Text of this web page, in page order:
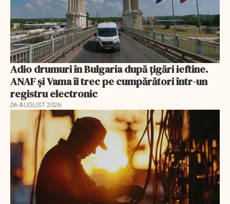
Adio drumuri în Bulgaria după țigări ieftine.
ANAF și Vama îi trec pe cumpărători într-un
registru electronic
06 AUGUST 2026